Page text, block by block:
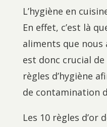
L’hygiène en
En effet, c’est là
aliments que nous
est donc crucial
règles d’hygiène
de contamination
Les 10 règles d’or